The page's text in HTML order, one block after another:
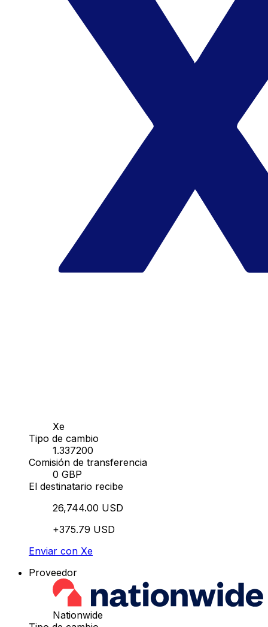
Xe
Tipo de cambio
1.337200
Comisión de transferencia
0 GBP
El destinatario recibe
26,744.00 USD
+375.79 USD
Enviar con Xe
Proveedor
Nationwide